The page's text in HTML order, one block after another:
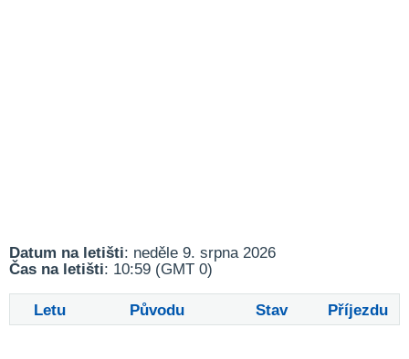
Datum na letišti: neděle 9. srpna 2026
Čas na letišti: 10:59 (GMT 0)
Letu Původu Stav Příjezdu